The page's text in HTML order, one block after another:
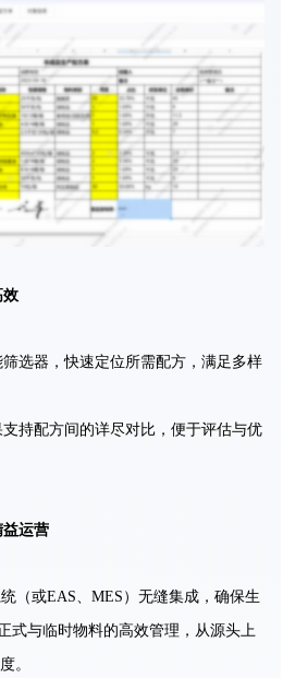
效
筛选器，快速定位所需配方，满足多样
持配方间的详尽对比，便于评估与优
运营
统（或EAS、MES）无缝集成，确保生
式与临时物料的高效管理，从源头上
。